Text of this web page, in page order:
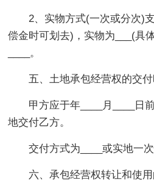
2、实物方式(一次或分次)
偿金时可划去)，实物为___(具
____。
五、土地承包经营权的交
甲方应于年____月____日
地交付乙方。
交付方式为____或实地一次
六、承包经营权转让和使